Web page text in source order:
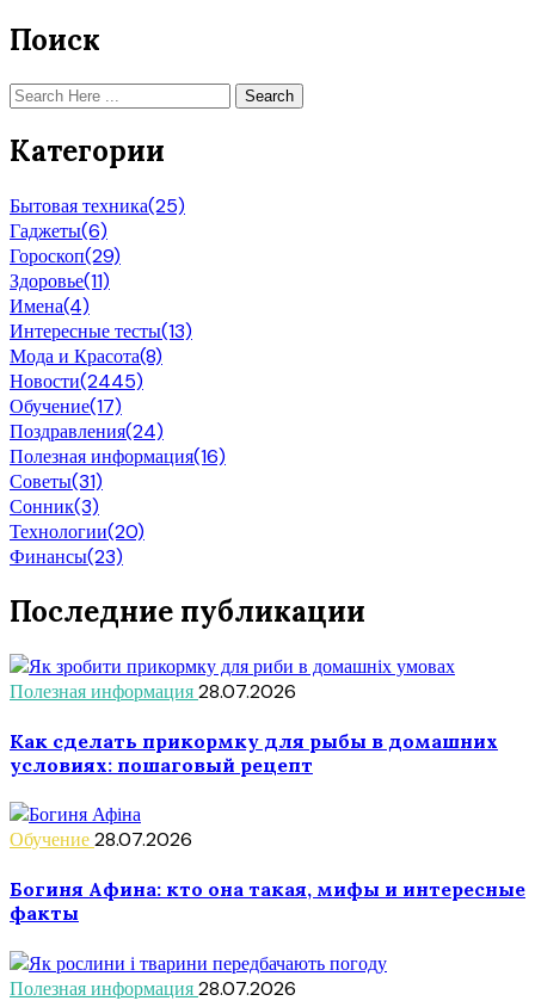
Поиск
Search
Категории
Бытовая техника(25)
Гаджеты(6)
Гороскоп(29)
Здоровье(11)
Имена(4)
Интересные тесты(13)
Мода и Красота(8)
Новости(2445)
Обучение(17)
Поздравления(24)
Полезная информация(16)
Советы(31)
Сонник(3)
Технологии(20)
Финансы(23)
Последние публикации
Полезная информация28.07.2026
Как сделать прикормку для рыбы в домашних
условиях: пошаговый рецепт
Обучение28.07.2026
Богиня Афина: кто она такая, мифы и интересные
факты
Полезная информация28.07.2026